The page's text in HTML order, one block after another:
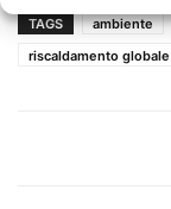
TAGS ambiente
riscaldamento globale